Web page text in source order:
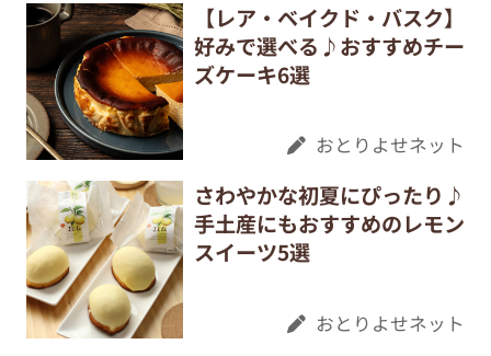
【レア・ベイクド・バスク】
好みで選べる♪おすすめチー
ズケーキ6選
おとりよせネット
さわやかな初夏にぴったり♪
手土産にもおすすめのレモン
スイーツ5選
おとりよせネット